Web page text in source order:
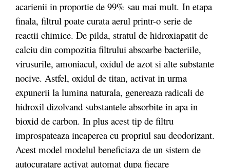
acarienii in proportie de 99% sau mai mult. In etapa
finala, filtrul poate curata aerul printr-o serie de
reactii chimice. De pilda, stratul de hidroxiapatit de
calciu din compozitia filtrului absoarbe bacteriile,
virusurile, amoniacul, oxidul de azot si alte substante
nocive. Astfel, oxidul de titan, activat in urma
expunerii la lumina naturala, genereaza radicali de
hidroxil dizolvand substantele absorbite in apa in
bioxid de carbon. In plus acest tip de filtru
improspateaza incaperea cu propriul sau deodorizant.
Acest model modelul beneficiaza de un sistem de
autocuratare activat automat dupa fiecare